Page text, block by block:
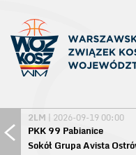
2LM | 2026-09-19 00:00
PKK 99 Pabianice